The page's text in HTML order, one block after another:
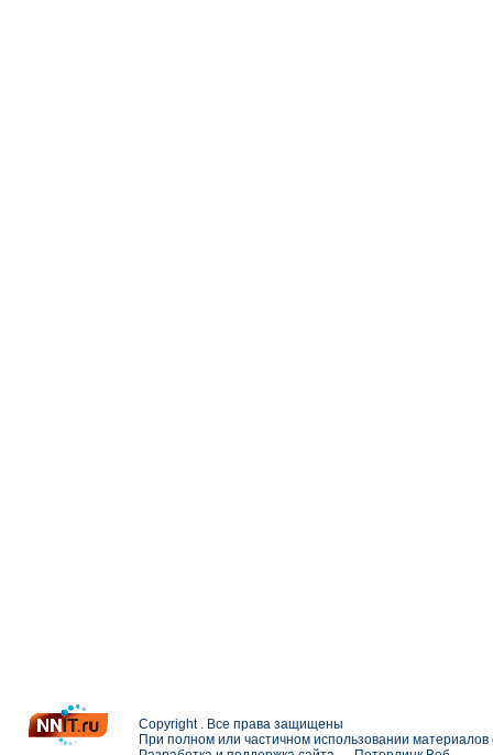
Copyright . Все права защищены
При полном или частичном использовании